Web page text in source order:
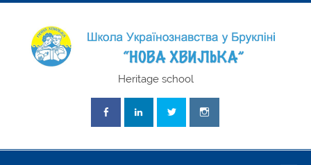
Skip
"Нова
Heritage school